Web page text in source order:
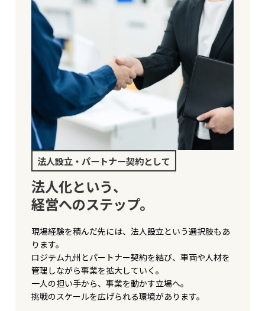
法人設立・パートナー契約として
法人化という、
経営へのステップ。
現場経験を積んだ先には、法人設立という選択肢もあ
ります。
ロジテム九州とパートナー契約を結び、車両や人材を
管理しながら事業を拡大していく。
一人の担い手から、事業を動かす立場へ。
挑戦のスケールを広げられる環境があります。